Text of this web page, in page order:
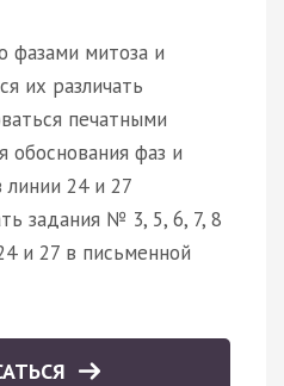
фазами митоза и
их различать
печатными
обоснования фаз и
линии 24 и 27
задания № 3, 5, 6, 7, 8
и 27 в письменной